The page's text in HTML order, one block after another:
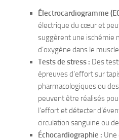
Électrocardiogramme
électrique du cœur et
suggèrent une ischémie
d’oxygène dans le
Tests de stress : Des
épreuves d’effort sur
pharmacologiques ou
peuvent être réalisés
l’effort et détecter
circulation sanguine ou
Échocardiographie : Une